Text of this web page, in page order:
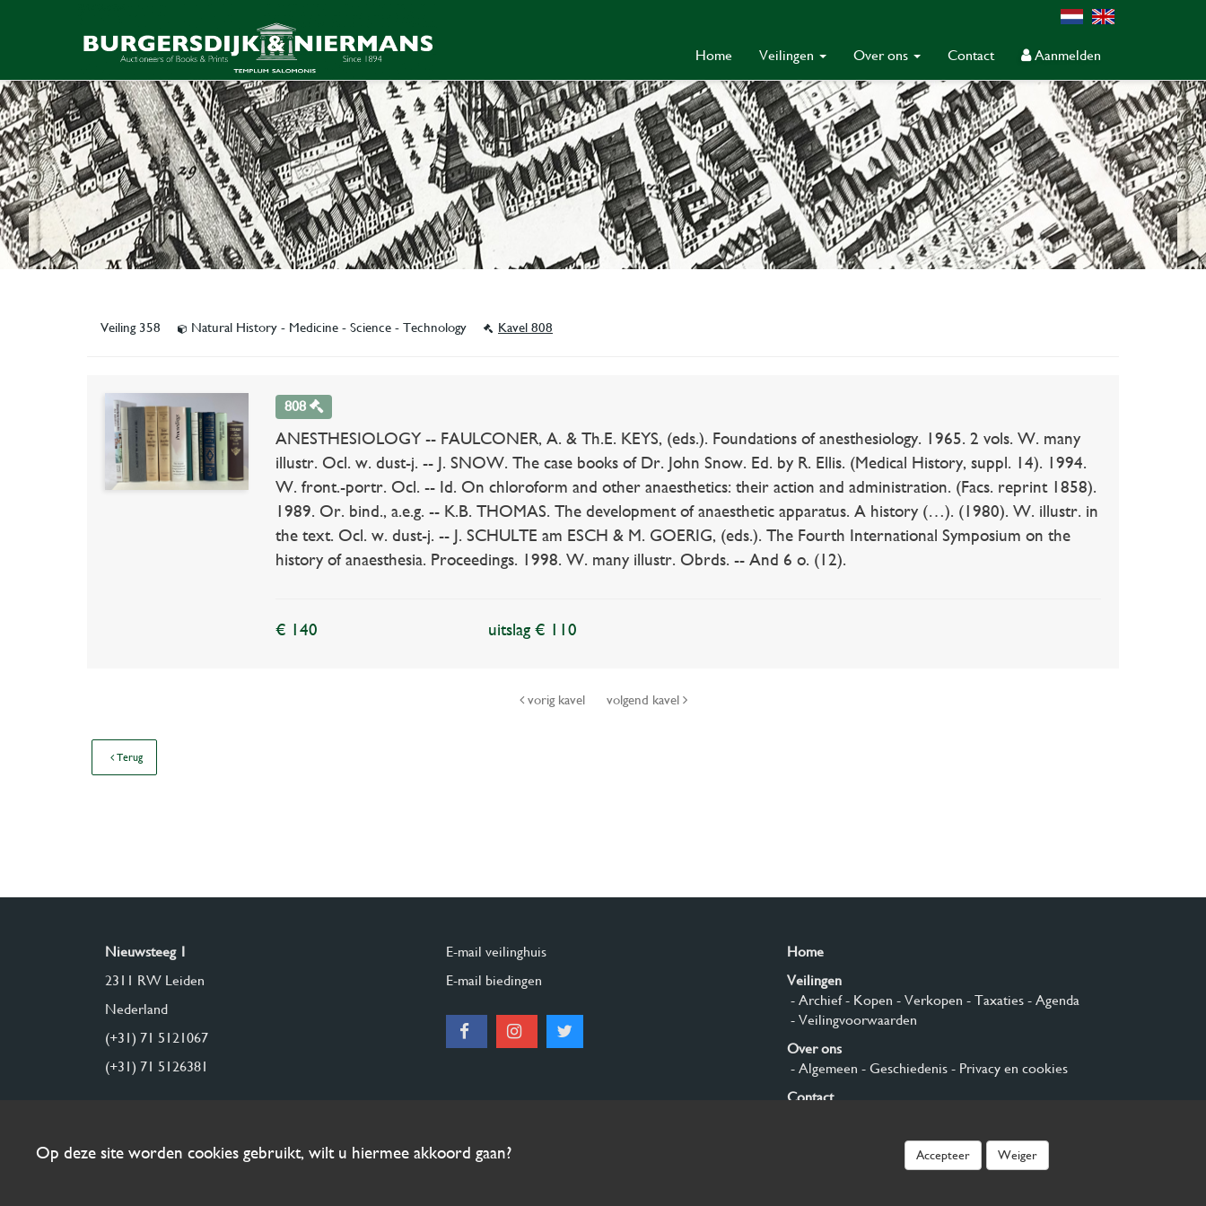
Home Veilingen Over ons Contact Aanmelden
Veiling 358 Natural History - Medicine - Science - Technology Kavel 808
808
ANESTHESIOLOGY -- FAULCONER, A. & Th.E. KEYS, (eds.). Foundations of anesthesiology. 1965. 2 vols. W. many
illustr. Ocl. w. dust-j. -- J. SNOW. The case books of Dr. John Snow. Ed. by R. Ellis. (Medical History, suppl. 14). 1994.
W. front.-portr. Ocl. -- Id. On chloroform and other anaesthetics: their action and administration. (Facs. reprint 1858).
1989. Or. bind., a.e.g. -- K.B. THOMAS. The development of anaesthetic apparatus. A history (…). (1980). W. illustr. in
the text. Ocl. w. dust-j. -- J. SCHULTE am ESCH & M. GOERIG, (eds.). The Fourth International Symposium on the
history of anaesthesia. Proceedings. 1998. W. many illustr. Obrds. -- And 6 o. (12).
€ 140 uitslag € 110
vorig kavel volgend kavel
Terug
Nieuwsteeg 1
2311 RW Leiden
Nederland
(+31) 71 5121067
(+31) 71 5126381
E-mail veilinghuis
E-mail biedingen
Home
Veilingen
- Archief- Kopen - Verkopen - Taxaties- Agenda
- Veilingvoorwaarden
Over ons
- Algemeen - Geschiedenis- Privacy en cookies
Contact
Op deze site worden cookies gebruikt, wilt u hiermee akkoord gaan? Accepteer Weiger